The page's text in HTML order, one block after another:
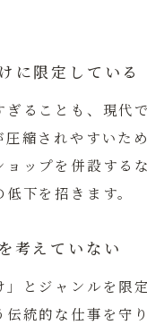
に限定している
ることも、現代
縮されやすいた
ップを併設するな
下を招きます。
考えていない
」とジャンルを
統的な仕事を守